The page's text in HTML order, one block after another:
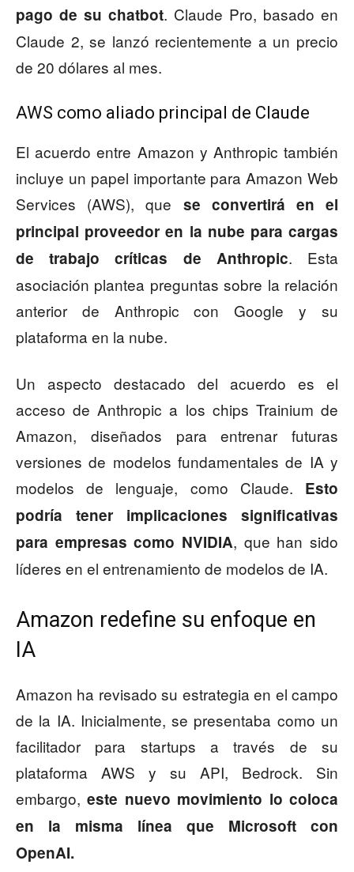
pago de su chatbot. Claude Pro, basado en
Claude 2, se lanzó recientemente a un precio
de 20 dólares al mes.
AWS como aliado principal de Claude
El acuerdo entre Amazon y Anthropic también
incluye un papel importante para Amazon Web
Services (AWS), que se convertirá en el
principal proveedor en la nube para cargas
de trabajo críticas de Anthropic. Esta
asociación plantea preguntas sobre la relación
anterior de Anthropic con Google y su
plataforma en la nube.
Un aspecto destacado del acuerdo es el
acceso de Anthropic a los chips Trainium de
Amazon, diseñados para entrenar futuras
versiones de modelos fundamentales de IA y
modelos de lenguaje, como Claude. Esto
podría tener implicaciones significativas
para empresas como NVIDIA, que han sido
líderes en el entrenamiento de modelos de IA.
Amazon redefine su enfoque en
IA
Amazon ha revisado su estrategia en el campo
de la IA. Inicialmente, se presentaba como un
facilitador para startups a través de su
plataforma AWS y su API, Bedrock. Sin
embargo, este nuevo movimiento lo coloca
en la misma línea que Microsoft con
OpenAI.